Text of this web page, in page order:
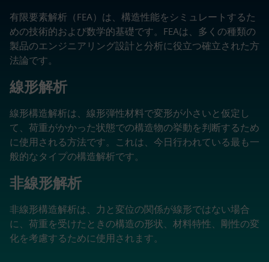
有限要素解析（FEA）は、構造性能をシミュレートするた
めの技術的および数学的基礎です。FEAは、多くの種類の
製品のエンジニアリング設計と分析に役立つ確立された方
法論です。
線形解析
線形構造解析は、線形弾性材料で変形が小さいと仮定し
て、荷重がかかった状態での構造物の挙動を判断するため
に使用される方法です。これは、今日行われている最も一
般的なタイプの構造解析です。
非線形解析
非線形構造解析は、力と変位の関係が線形ではない場合
に、荷重を受けたときの構造の形状、材料特性、剛性の変
化を考慮するために使用されます。